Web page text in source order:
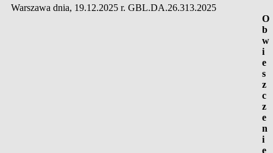
Warszawa dnia, 19.12.2025 r. GBL.DA.26.313.2025
O
b
w
i
e
s
z
c
z
e
n
i
e